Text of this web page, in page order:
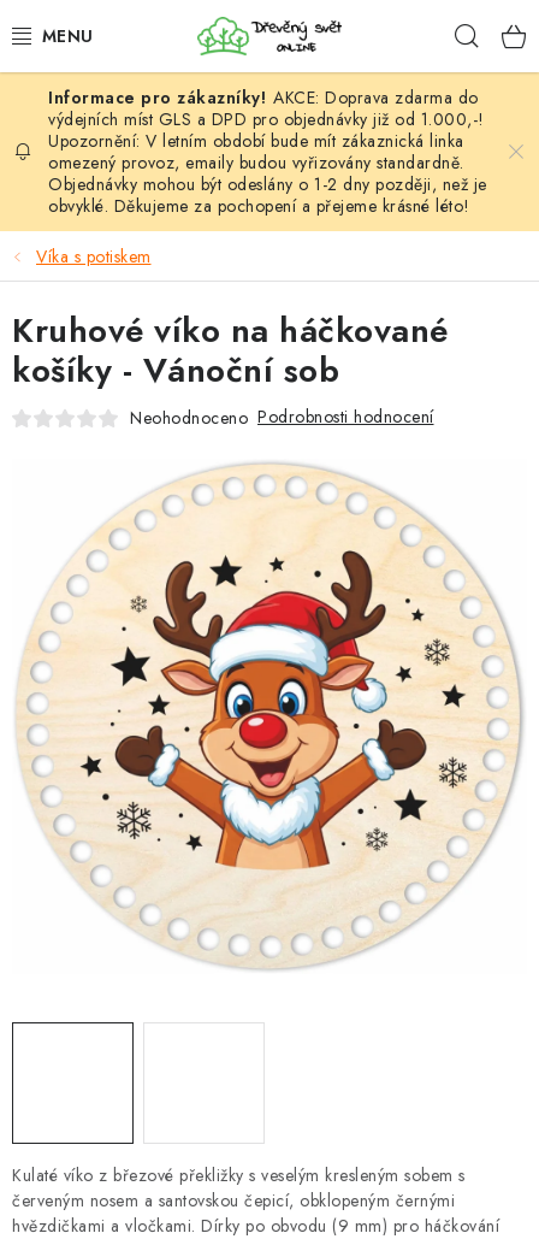
na
HÁČKOVÁNÍ
VYPLÉTÁNÍ
PŘÍZE
DOPLŇKY
TVOŘENÍ
GALANTERIE A LÁTKY
VELKOOBCHOD
Doprava a platba Vrácení zboží a reklamace
Časté otázky
Kontakt
Moje objednávka
Obchodní podmínky
Ochrana osobních údajů
Hodnocení obchodu
Oblíbené produkty
Věrnostní program
AKCE: Doprava zdarma do
výdejních míst GLS a DPD pro objednávky již od 1.000,-!
Upozornění: V letním období bude mít zákaznická linka
omezený provoz, emaily budou vyřizovány standardně.
Objednávky mohou být odeslány o 1-2 dny později, než je
obvyklé. Děkujeme za pochopení a přejeme krásné léto!
Víka s potiskem
Kulaté víko z březové překližky s veselým kresleným sobem s
červeným nosem a santovskou čepicí, obklopeným černými
hvězdičkami a vločkami. Dírky po obvodu (9 mm) pro háčkování
Kruhové víko na háčkované
košíky - Vánoční sob
Neohodnoceno Podrobnosti hodnocení